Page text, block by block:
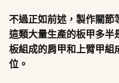
不過正如前述，製作關節
這類大量生產的板甲多半
板組成的肩甲和上臂甲組
位。